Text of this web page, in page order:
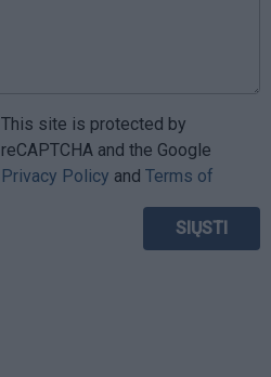
This site is protected by
reCAPTCHA and the Google
Privacy Policy and Terms of